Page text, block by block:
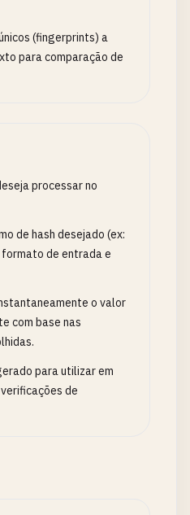
(fingerprints) a
para comparação de
processar no
de hash desejado (ex:
formato de entrada e
o valor
com base nas
para utilizar em
de